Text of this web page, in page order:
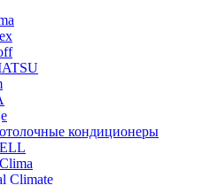
кондиционеры
Climate